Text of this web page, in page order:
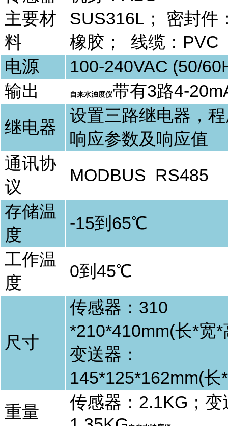
主要材
料
SUS316L ；
密封件
橡胶；
线缆： PVC
电源
100-240VAC (50/
输出
自来水浊度仪带有3路4-
继电器
设置三路继电器，
响应参数及响应值
通讯协
议
MODBUS RS485
存储温
度
-15到 65℃
工作温
度
0到45℃
尺寸
传感器： 310
*210*410mm(长*宽*
变送器：
145*125*162mm(长*
重量
传感器： 2.1KG ；